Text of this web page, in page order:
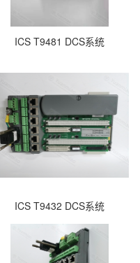
ICS T9481 DCS系统
ICS T9432 DCS系统